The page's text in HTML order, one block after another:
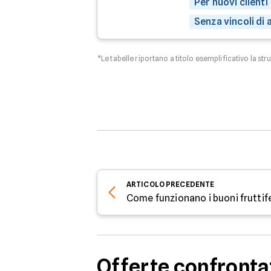
Senza vincoli di
*Le tabelle riportano a titolo esemplificativo la
ARTICOLO PRECEDENTE